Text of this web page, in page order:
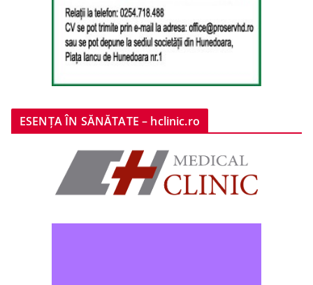
ESENȚA ÎN SĂNĂTATE – hclinic.ro